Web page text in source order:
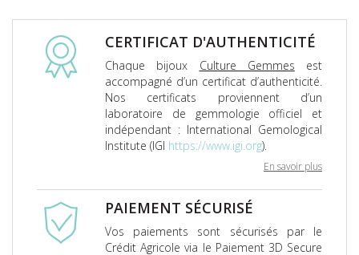
CERTIFICAT D'AUTHENTICITÉ
Chaque bijoux Culture Gemmes est
accompagné d’un certificat d’authenticité.
Nos certificats proviennent d’un
laboratoire de gemmologie officiel et
indépendant : International Gemological
Institute (IGI https://www.igi.org).
En savoir plus
PAIEMENT SÉCURISÉ
Vos paiements sont sécurisés par le
Crédit Agricole via le Paiement 3D Secure